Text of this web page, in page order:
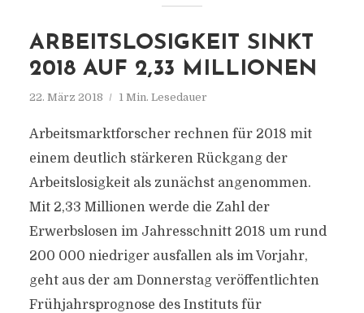
ARBEITSLOSIGKEIT SINKT
2018 AUF 2,33 MILLIONEN
22. März 2018 1 Min. Lesedauer
Arbeitsmarktforscher rechnen für 2018 mit
einem deutlich stärkeren Rückgang der
Arbeitslosigkeit als zunächst angenommen.
Mit 2,33 Millionen werde die Zahl der
Erwerbslosen im Jahresschnitt 2018 um rund
200 000 niedriger ausfallen als im Vorjahr,
geht aus der am Donnerstag veröffentlichten
Frühjahrsprognose des Instituts für